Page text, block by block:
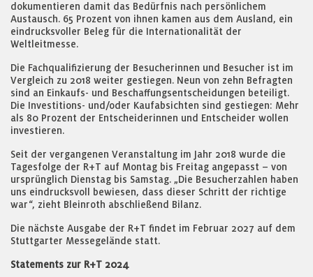
dokumentieren damit das Bedürfnis nach persönlichem
Austausch. 65 Prozent von ihnen kamen aus dem Ausland, ein
eindrucksvoller Beleg für die Internationalität der
Weltleitmesse.
Die Fachqualifizierung der Besucherinnen und Besucher ist im
Vergleich zu 2018 weiter gestiegen. Neun von zehn Befragten
sind an Einkaufs- und Beschaffungsentscheidungen beteiligt.
Die Investitions- und/oder Kaufabsichten sind gestiegen: Mehr
als 80 Prozent der Entscheiderinnen und Entscheider wollen
investieren.
Seit der vergangenen Veranstaltung im Jahr 2018 wurde die
Tagesfolge der R+T auf Montag bis Freitag angepasst – von
ursprünglich Dienstag bis Samstag. „Die Besucherzahlen haben
uns eindrucksvoll bewiesen, dass dieser Schritt der richtige
war“, zieht Bleinroth abschließend Bilanz.
Die nächste Ausgabe der R+T findet im Februar 2027 auf dem
Stuttgarter Messegelände statt.
Statements zur R+T 2024